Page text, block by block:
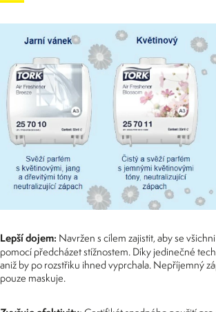
Lepší dojem: Navržen s cílem zajistit, aby se
pomocí předcházet stížnostem. Díky jedinečné
aniž by po rozstřiku ihned vyprchala. Nepříjemný
pouze maskuje.